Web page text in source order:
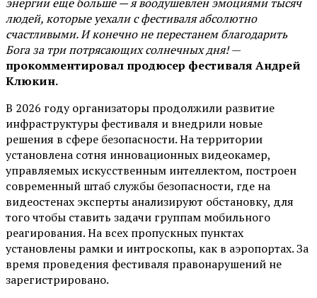
людей, которые уехали с фестиваля абсолютно
счастливыми. И конечно не перестанем благодарить
Бога за три потрясающих солнечных дня!—
прокомментировал продюсер фестиваля Андрей
Клюкин.
В 2026 году организаторы продолжили развитие
инфраструктуры фестиваля и внедрили новые
решения в сфере безопасности. На территории
установлена сотня инновационных видеокамер,
управляемых искусственным интеллектом, построен
современный штаб службы безопасности, где на
видеостенах эксперты анализируют обстановку, для
того чтобы ставить задачи группам мобильного
реагирования. На всех пропускных пунктах
установлены рамки и интроскопы, как в аэропортах. За
время проведения фестиваля правонарушений не
зарегистрировано.